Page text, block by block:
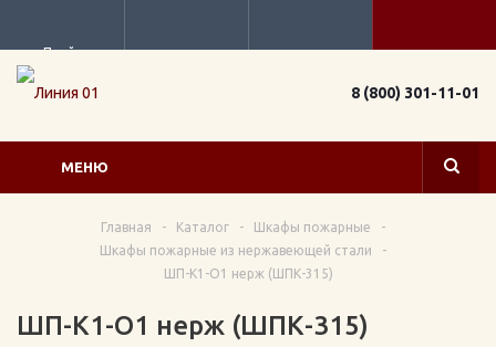
Прайс
8 (800) 301-11-01
МЕНЮ
Главная - Каталог - Шкафы пожарные
-
Шкафы пожарные из нержавеющей стали
-
ШП-К1-О1 нерж (ШПК-315)
ШП-К1-О1 нерж (ШПК-315)